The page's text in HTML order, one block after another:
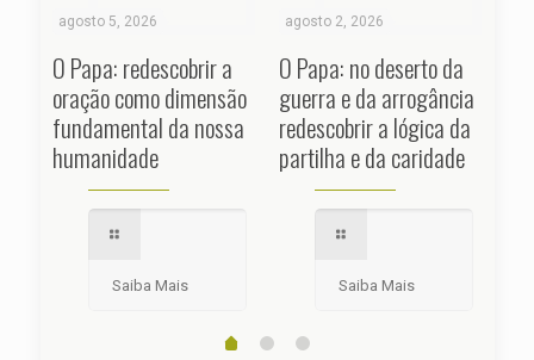
agosto 5, 2026
O Papa: redescobrir a
oração como dimensão
fundamental da nossa
humanidade
Saiba Mais
agosto 2, 2026
O Papa: no deserto da
guerra e da arrogância
redescobrir a lógica da
partilha e da caridade
Saiba Mais